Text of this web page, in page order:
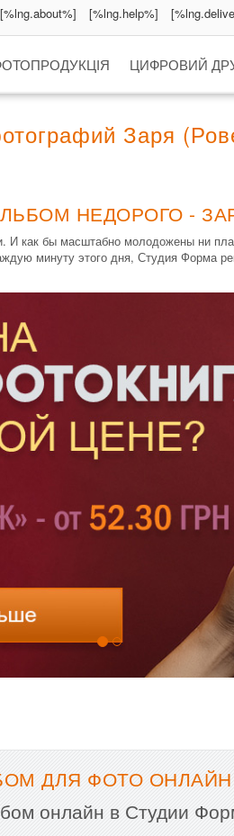
[%lng.about%] [%lng.help%]
ЦИФРОВИЙ
Заря
НЕДОРОГО -
как бы масштабно молодожены ни
минуту этого дня, Студия Форма
ДЛЯ ФОТО
онлайн в Студии